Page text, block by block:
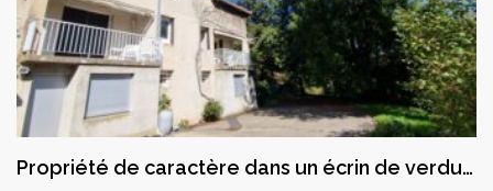
Propriété de caractère dans un écrin de verdure à Saint-Galmier